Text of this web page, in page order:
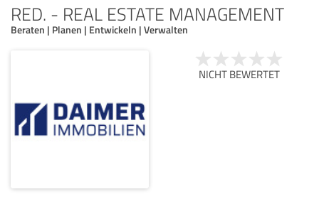
RED. - REAL ESTATE MANAGEMENT
Beraten | Planen | Entwickeln | Verwalten
NICHT BEWERTET